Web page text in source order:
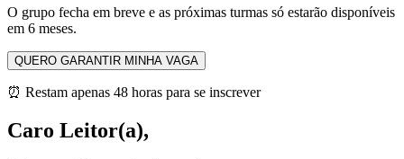
O grupo fecha em breve e as próximas turmas só estarão disponíveis
em 6 meses.
QUERO GARANTIR MINHA VAGA
⏰ Restam apenas 48 horas para se inscrever
Caro Leitor(a),